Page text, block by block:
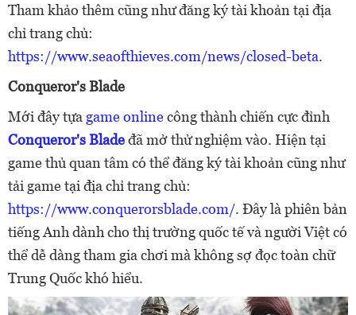
Tham khảo thêm cũng như đăng ký tài khoản tại địa
chỉ trang chủ:
https://www.seaofthieves.com/news/closed-beta.
Conqueror's Blade
Mới đây tựa game onlinecông thành chiến cực đỉnh
Conqueror's Bladeđã mở thử nghiệm vào. Hiện tại
game thủ quan tâm có thể đăng ký tài khoản cũng như
tải game tại địa chỉ trang chủ:
https://www.conquerorsblade.com/. Đây là phiên bản
tiếng Anh dành cho thị trường quốc tế và người Việt có
thể dễ dàng tham gia chơi mà không sợ đọc toàn chữ
Trung Quốc khó hiểu.